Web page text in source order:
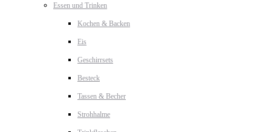
Essen und Trinken
Kochen & Backen
Eis
Geschirrsets
Besteck
Tassen & Becher
Strohhalme